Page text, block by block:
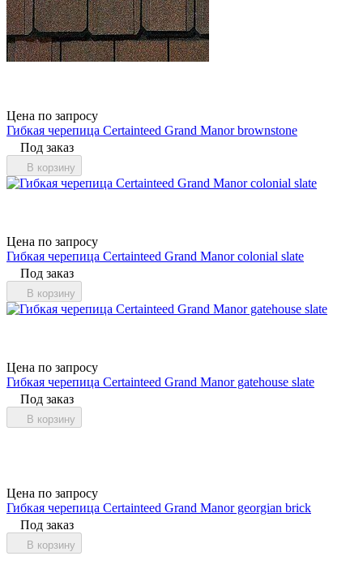
Цена по запросу
Гибкая черепица Certainteed Grand Manor brownstone
Под заказ
В корзину
Цена по запросу
Гибкая черепица Certainteed Grand Manor colonial slate
Под заказ
В корзину
Цена по запросу
Гибкая черепица Certainteed Grand Manor gatehouse slate
Под заказ
В корзину
Цена по запросу
Гибкая черепица Certainteed Grand Manor georgian brick
Под заказ
В корзину